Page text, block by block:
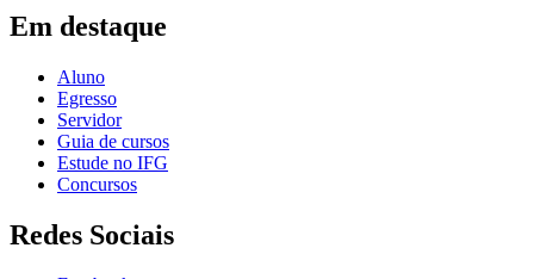
Em destaque
Aluno
Egresso
Servidor
Guia de cursos
Estude no IFG
Concursos
Redes Sociais